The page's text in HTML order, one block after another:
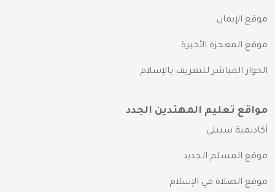
موقع الإيمان
موقع المعجزة الأخيرة
الحوار المباشر للتعريف بالإسلام
مواقع تعليم المهتدين الجدد
أكاديمية سبيلي
موقع المسلم الجديد
موقع الصلاة في الإسلام